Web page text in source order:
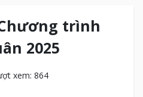
trình
2025
xem: 864